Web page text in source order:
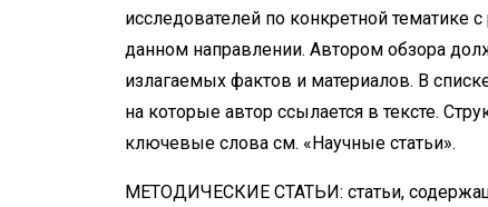
исследователей по конкретной
данном направлении. Автором обзора
излагаемых фактов и материалов. В
на которые автор ссылается в тексте.
ключевые слова см. «Научные статьи».
МЕТОДИЧЕСКИЕ СТАТЬИ: статьи,